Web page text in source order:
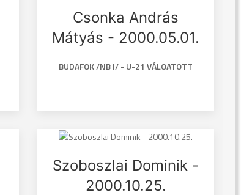
Csonka András
Mátyás - 2000.05.01.
BUDAFOK /NB I/ - U-21 VÁLOATOTT
Szoboszlai Dominik -
2000.10.25.